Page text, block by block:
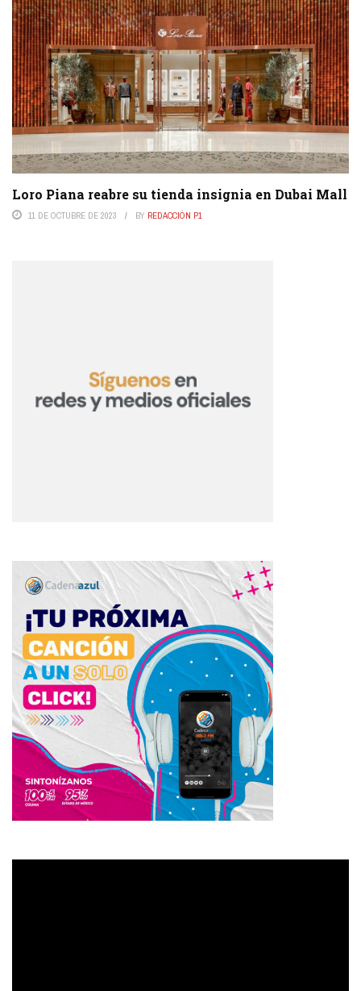
Loro Piana reabre su tienda insignia en Dubai Mall
11 DE OCTUBRE DE 2023 BY REDACCIÓN P1